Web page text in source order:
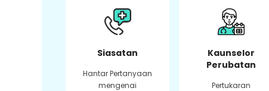
Siasatan
Hantar Pertanyaan
mengenai
Kaunselor
Perubatan
Pertukaran